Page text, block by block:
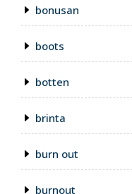
bonusan
boots
botten
brinta
burn out
burnout